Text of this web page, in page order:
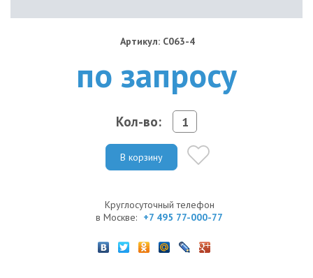
Артикул: C063-4
по запросу
Кол-во:
В корзину
Круглосуточный телефон
в Москве: +7 495 77-000-77